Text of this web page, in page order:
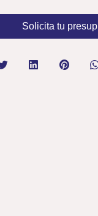
Solicita tu